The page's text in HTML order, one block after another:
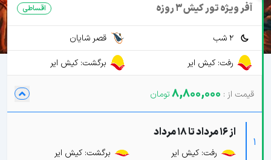
آفر ویژه تور کیش 3 روزه اقساطی
2 شب
قصر شایان
رفت: کیش ایر
برگشت: کیش ایر
8,800,000
1
از 16 مرداد تا 18 مرداد
رفت: کیش ایر برگشت: کیش ایر